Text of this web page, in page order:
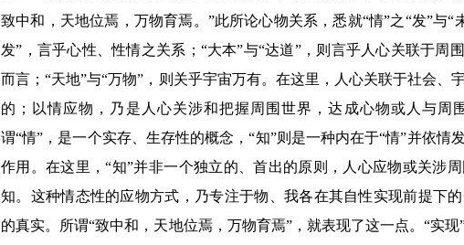
致中和，天地位焉，万物育焉。”此所论心物关系，悉就“情”之“发”与“
发”，言乎心性、性情之关系；“大本”与“达道”，则言乎人心关联于周
而言；“天地”与“万物”，则关乎宇宙万有。在这里，人心关联于社会、
的；以情应物，乃是人心关涉和把握周围世界，达成心物或人与周
谓“情”，是一个实存、生存性的概念，“知”则是一种内在于“情”并依情
作用。在这里，“知”并非一个独立的、首出的原则，人心应物或关涉
知。这种情态性的应物方式，乃专注于物、我各在其自性实现前提下
的真实。所谓“致中和，天地位焉，万物育焉”，就表现了这一点。“实